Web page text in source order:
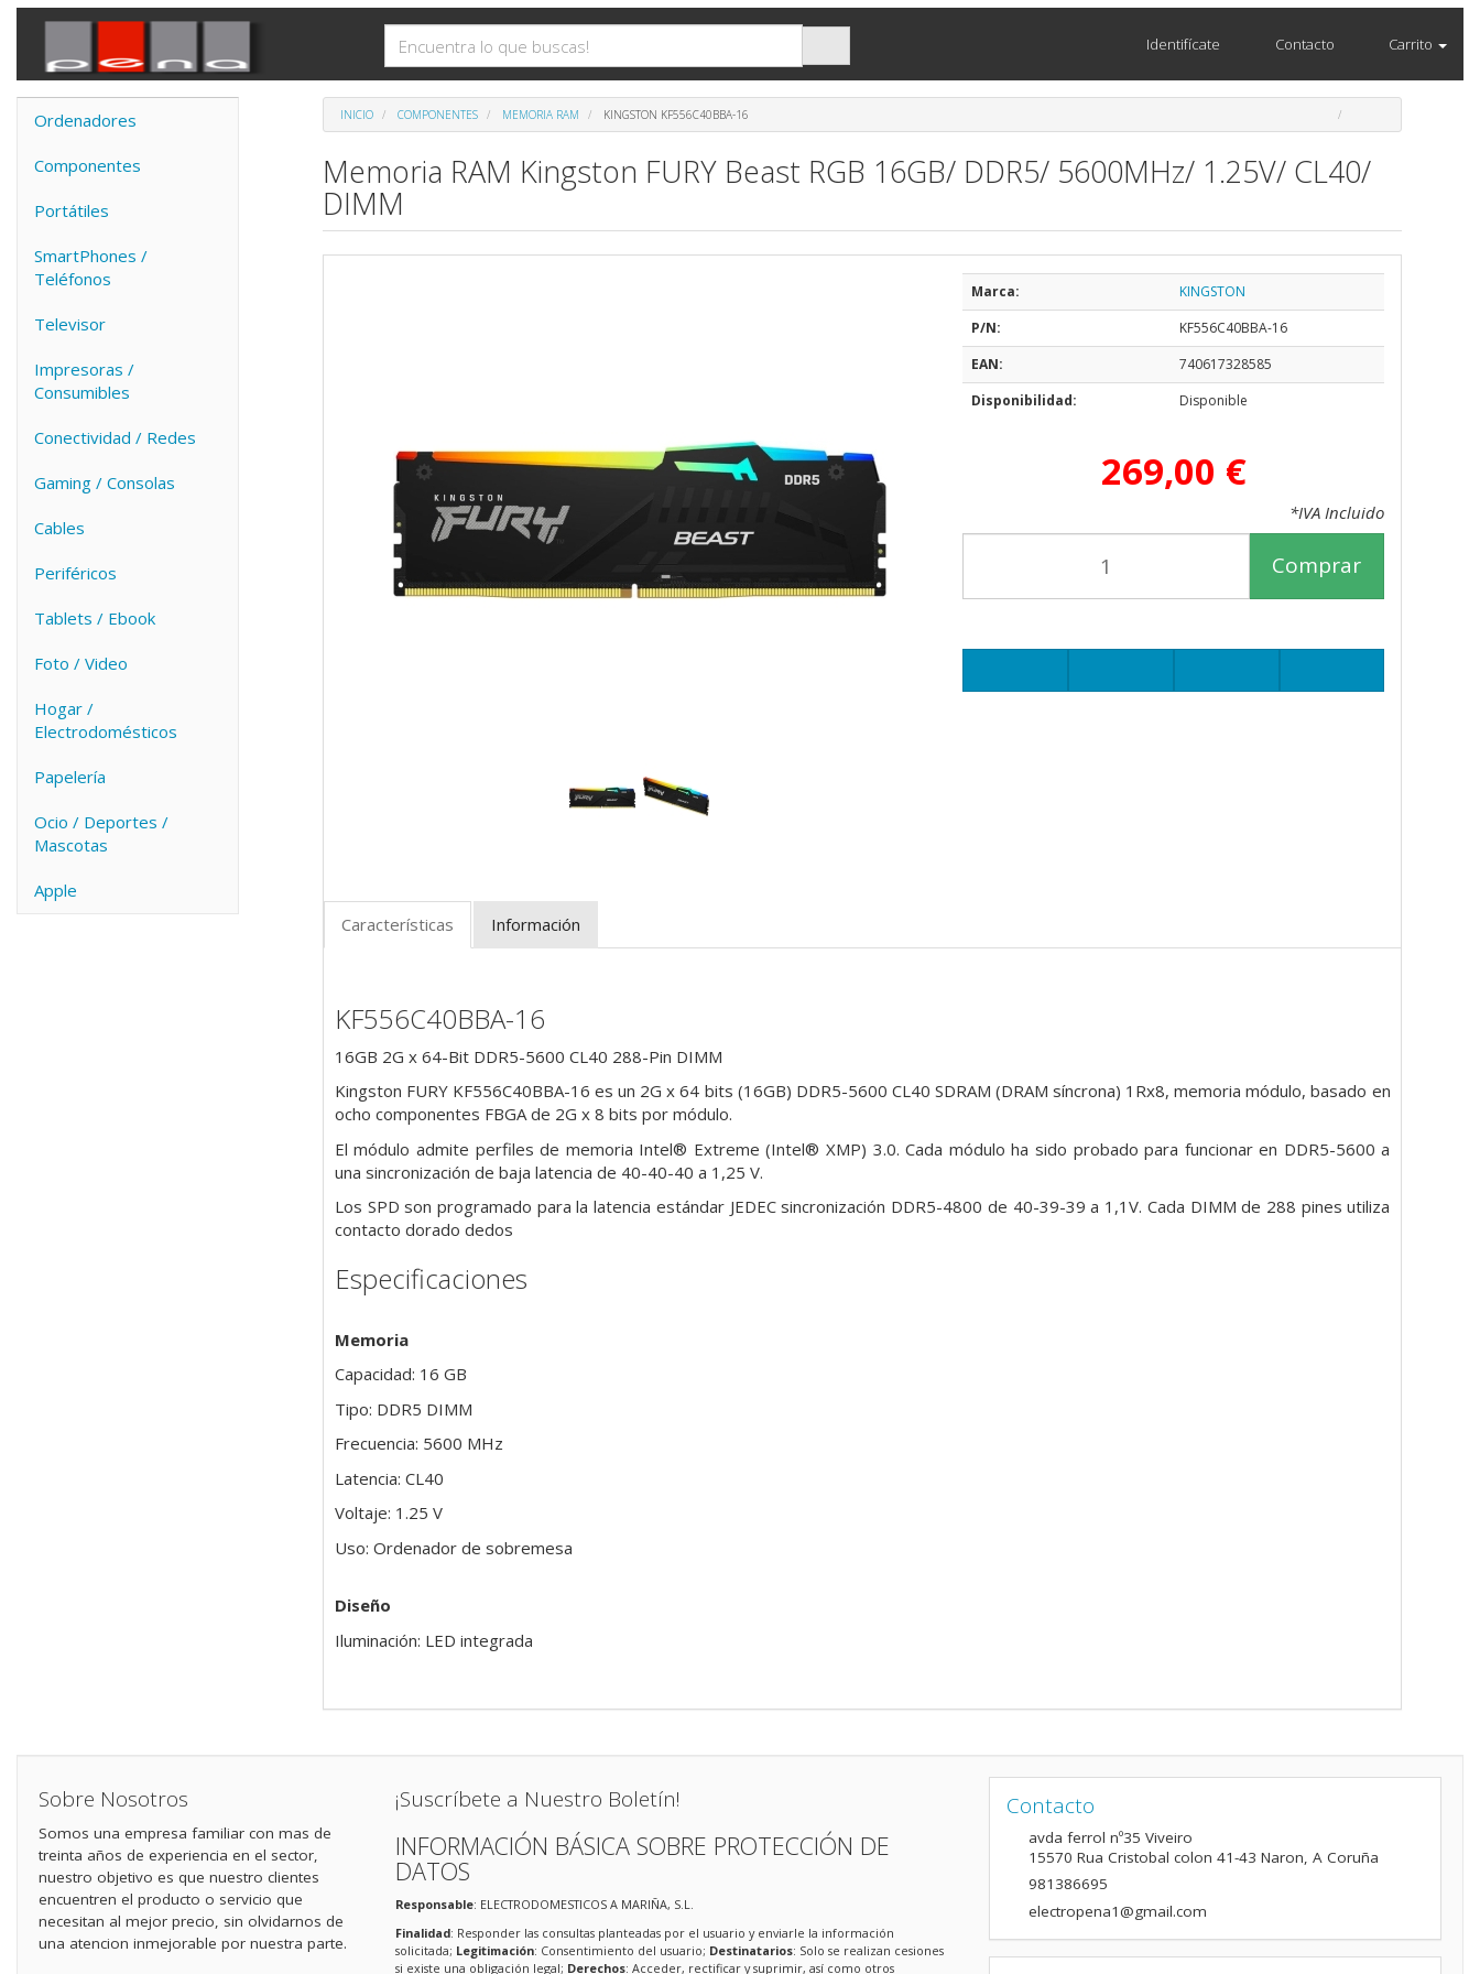
Identifícate Contacto Carrito
Ordenadores
Componentes
Portátiles
SmartPhones /
Teléfonos
Televisor
Impresoras /
Consumibles
Conectividad / Redes
Gaming / Consolas
Cables
Periféricos
Tablets / Ebook
Foto / Video
Hogar /
Electrodomésticos
Papelería
Ocio / Deportes /
Mascotas
Apple
INICIO COMPONENTES MEMORIA RAM KINGSTON KF556C40BBA-16
Memoria RAM Kingston FURY Beast RGB 16GB/ DDR5/ 5600MHz/ 1.25V/ CL40/
DIMM
Marca:
KINGSTON
P/N:
KF556C40BBA-16
EAN:
740617328585
Disponibilidad:
Disponible
269,00 €
*IVA Incluido
Comprar
Características Información
KF556C40BBA-16
16GB 2G x 64-Bit DDR5-5600 CL40 288-Pin DIMM
Kingston FURY KF556C40BBA-16 es un 2G x 64 bits (16GB) DDR5-5600 CL40 SDRAM (DRAM síncrona) 1Rx8, memoriamódulo, basado en
ocho componentes FBGA de 2G x 8 bits por módulo.
El módulo admite perfiles de memoria Intel® Extreme (Intel®XMP) 3.0. Cada módulo ha sido probado para funcionar en DDR5-5600 a
una sincronización de baja latencia de 40-40-40 a 1,25 V.
Los SPD sonprogramado para la latencia estándar JEDEC sincronización DDR5-4800 de 40-39-39 a 1,1V. Cada DIMM de 288 pines utiliza
contacto dorado dedos
Especificaciones
Memoria
Capacidad: 16 GB
Tipo: DDR5 DIMM
Frecuencia: 5600 MHz
Latencia: CL40
Voltaje: 1.25 V
Uso: Ordenador de sobremesa
Diseño
Iluminación: LED integrada
Sobre Nosotros
Somos una empresa familiar con mas de
treinta años de experiencia en el sector,
nuestro objetivo es que nuestro clientes
encuentren el producto o servicio que
necesitan al mejor precio, sin olvidarnos de
una atencion inmejorable por nuestra parte.
¡Suscríbete a Nuestro Boletín!
INFORMACIÓN BÁSICA SOBRE PROTECCIÓN DE
DATOS
Responsable: ELECTRODOMESTICOS A MARIÑA, S.L.
Finalidad: Responder las consultas planteadas por el usuario y enviarle la información
solicitada; Legitimación: Consentimiento del usuario; Destinatarios: Solo se realizan cesiones
si existe una obligación legal; Derechos: Acceder, rectificar y suprimir, así como otros
Contacto
avda ferrol nº35 Viveiro
15570 Rua Cristobal colon 41-43 Naron, A Coruña
981386695
electropena1@gmail.com